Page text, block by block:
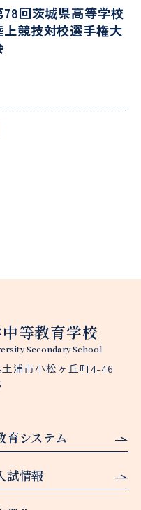
78回茨城県高等学校
上競技対校選手権大
等教育学校
Secondary School
浦市小松ヶ丘町4-46
育システム
試情報